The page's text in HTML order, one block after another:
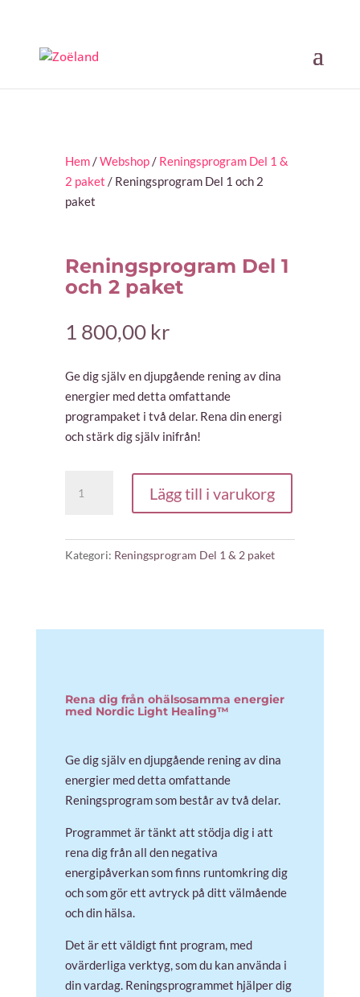
Hem/Webshop/ Reningsprogram Del 1 &
2 paket / Reningsprogram Del 1 och 2
paket
Reningsprogram Del 1
och 2 paket
1 800,00 kr
Ge dig själv en djupgående rening av dina
energier med detta omfattande
programpaket i två delar. Rena din energi
och stärk dig själv inifrån!
Reningsprogram
Del
och
2
Lägg till i varukorg
Kategori: Reningsprogram Del 1 & 2 paket
Rena dig från ohälsosamma energier
med Nordic Light Healing™
Ge dig själv en djupgående rening av dina
energier med detta omfattande
Reningsprogram som består av två delar.
Programmet är tänkt att stödja dig i att
rena dig från all den negativa
energipåverkan som finns runtomkring dig
och som gör ett avtryck på ditt välmående
och din hälsa.
Det är ett väldigt fint program, med
ovärderliga verktyg, som du kan använda i
din vardag. Reningsprogrammet hjälper dig